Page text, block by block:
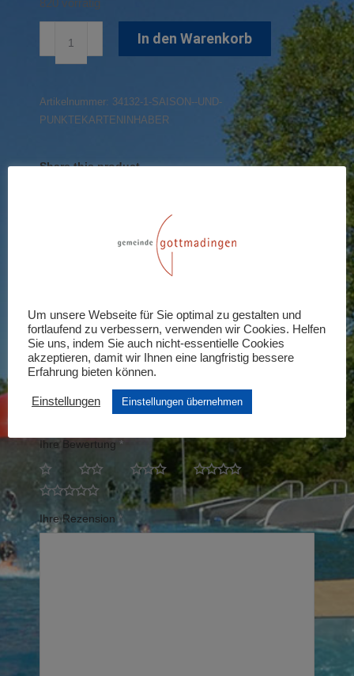
820 vorrätig
Menge
In den Warenkorb
Artikelnummer: 34132-1-SAISON--UND-
PUNKTEKARTENINHABER
Share this product
on
LinkedIn WhatsApp
Schreiben Sie die erste Rezension für
„Saison- und Punktekarteninhaber“
Ihre E-Mail-Adresse wird nicht veröffentlicht.
Erforderliche Felder sind mit *markiert
Ihre Bewertung *
Ihre Rezension *
Um unsere Webseite für Sie optimal zu gestalten und
fortlaufend zu verbessern, verwenden wir Cookies. Helfen
Sie uns, indem Sie auch nicht-essentielle Cookies
akzeptieren, damit wir Ihnen eine langfristig bessere
Erfahrung bieten können.
Einstellungen Einstellungen übernehmen